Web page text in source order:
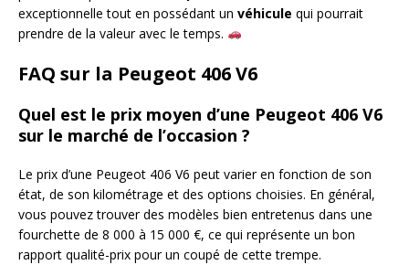
exceptionnelle tout en possédant un véhicule qui pourrait
prendre de la valeur avec le temps.
FAQ sur la Peugeot 406 V6
Quel est le prix moyen d’une Peugeot 406 V6
sur le marché de l’occasion ?
Le prix d’une Peugeot 406 V6 peut varier en fonction de son
état, de son kilométrage et des options choisies. En général,
vous pouvez trouver des modèles bien entretenus dans une
fourchette de 8 000 à 15 000 €, ce qui représente un bon
rapport qualité-prix pour un coupé de cette trempe.